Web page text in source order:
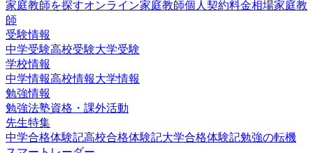
家庭教師を探すオンライン家庭教師個人契約料金相場家庭教
師
受験情報
中学受験高校受験大学受験
学校情報
中学情報高校情報大学情報
勉強情報
勉強法塾資格・課外活動
先生特集
中学合格体験記高校合格体験記大学合格体験記勉強の転機